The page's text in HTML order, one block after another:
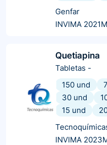
Genfar
INVIMA
Quetiapina
Tabletas -
150 und
30 und
15 und
INVIMA